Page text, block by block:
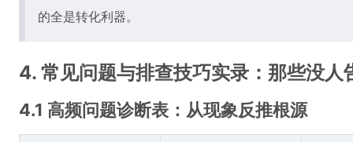
的全是转化利器。
4. 常见问题与排查技巧实录：那些没人
4.1 高频问题诊断表：从现象反推根源